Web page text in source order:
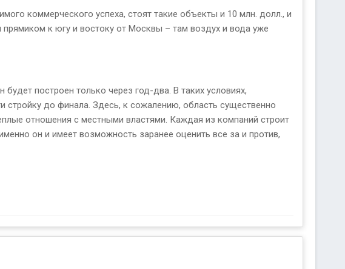
коммерческого успеха, стоят такие объекты и 10 млн. долл., и
прямиком к югу и востоку от Москвы – там воздух и вода уже
построен только через год-два. В таких условиях,
стройку до финала. Здесь, к сожалению, область существенно
отношения с местными властями. Каждая из компаний строит
он и имеет возможность заранее оценить все за и против,